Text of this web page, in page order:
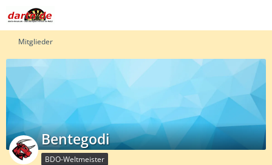
Mitglieder
Bentegodi
BDO-Weltmeister